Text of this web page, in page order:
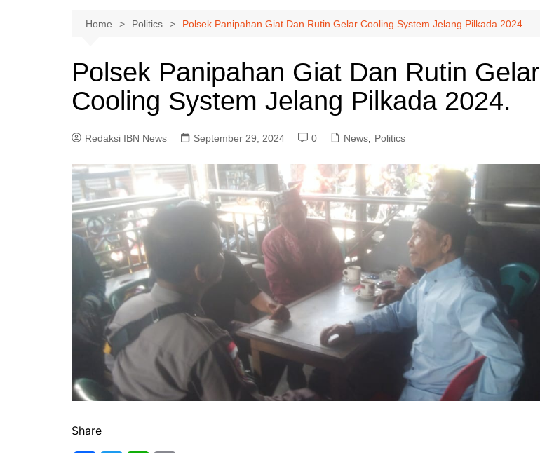
Home Politics Polsek Panipahan Giat Dan Rutin Gelar Cooling System Jelang Pilkada 2024.
Polsek Panipahan Giat Dan Rutin Gelar
Cooling System Jelang Pilkada 2024.
Redaksi IBN News September 29, 2024 0 News, Politics
Share